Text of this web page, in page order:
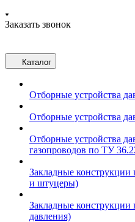
Заказать звонок
Каталог
Отборные устройства
Отборные устройства
Отборные устройства
газопроводов по ТУ
Закладные
и штуцеры)
Закладные
давления)